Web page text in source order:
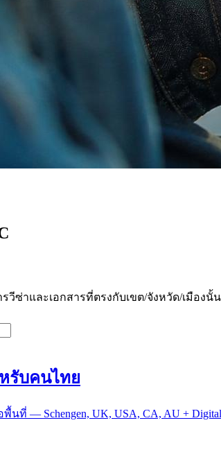
ซ่าและเอกสารที่ตรงกับเขต/จังหวัด/เมือง
รับคนไทย
ที่ — Schengen, UK, USA, CA, AU + Digital